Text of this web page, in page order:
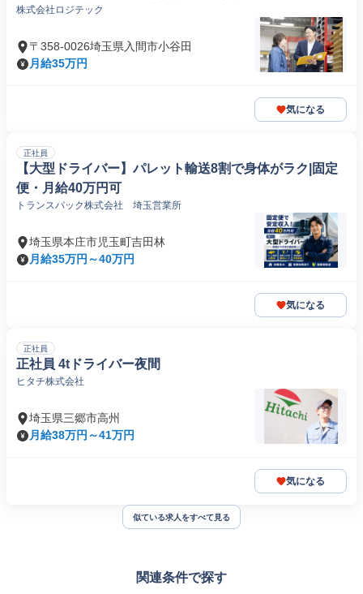
株式会社ロジテック
〒358-0026埼玉県入間市小谷田
月給35万円
気になる
正社員
【大型ドライバー】パレット輸送8割で身体がラク|固定
便・月給40万円可
トランスパック株式会社 埼玉営業所
埼玉県本庄市児玉町吉田林
月給35万円～40万円
気になる
正社員
正社員 4tドライバー夜間
ヒタチ株式会社
埼玉県三郷市高州
月給38万円～41万円
気になる
似ている求人をすべて見る
関連条件で探す